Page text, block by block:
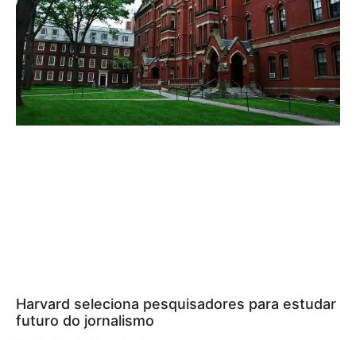
Harvard seleciona pesquisadores para estudar
futuro do jornalismo